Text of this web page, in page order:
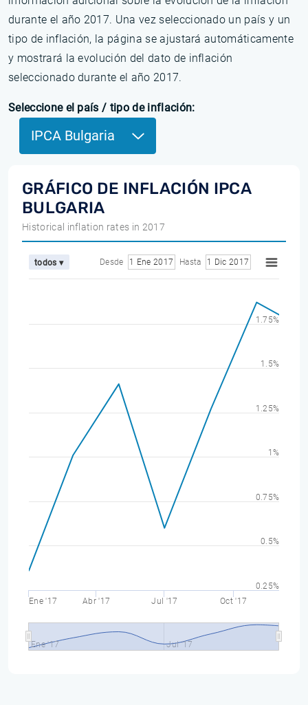
durante el año 2017. Una vez seleccionado un país y un
tipo de inflación, la página se ajustará automáticamente
y mostrará la evolución del dato de inflación
seleccionado durante el año 2017.
Seleccione el país / tipo de inflación:
IPCA Bulgaria
GRÁFICO DE INFLACIÓN IPCA
BULGARIA
Historical inflation rates in 2017
todos ▾ Desde 1 Ene 2017 Hasta 1 Dic 2017
Ene '17 Abr '17 Jul '17 Oct '17
Ene '17 Jul '17
0.25%
0.5%
0.75%
1%
1.25%
1.5%
1.75%